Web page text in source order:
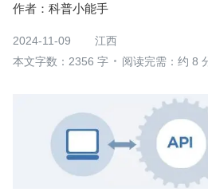
作者： 科普小能手
2024-11-09
江西
本文字数：2356 字
阅读完需：约 8